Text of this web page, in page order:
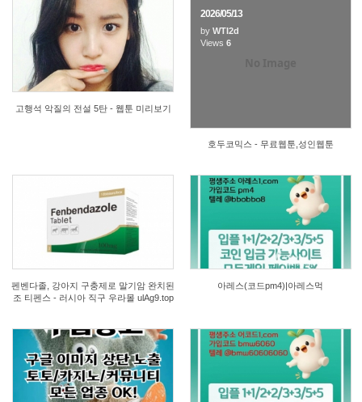
고행석 악질의 전설 5탄 - 웹툰 미리보기
2026/05/13
by WTI2d
Views 6
호두코믹스 - 무료웹툰,성인웹툰
7
펜벤다졸, 강아지 구충제로 말기암 완치된
조 티펜스 - 러시아 직구 우라몰 ulAg9.top
아레스(코드pm4)|아레스먹
10